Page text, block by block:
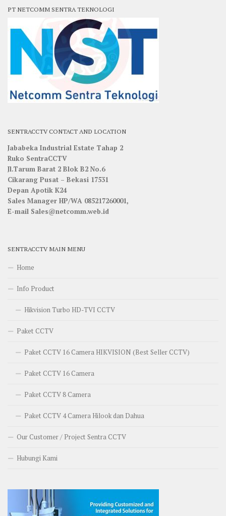
PT NETCOMM SENTRA TEKNOLOGI
SENTRACCTV CONTACT AND LOCATION
Jababeka Industrial Estate Tahap 2
Ruko SentraCCTV
Jl.Tarum Barat 2 Blok B2 No.6
Cikarang Pusat – Bekasi 17531
Depan Apotik K24
Sales Manager HP/WA 085217260001,
E-mail Sales@netcomm.web.id
SENTRACCTV MAIN MENU
Home
Info Product
Hikvision Turbo HD-TVI CCTV
Paket CCTV
Paket CCTV 16 Camera HIKVISION (Best Seller CCTV)
Paket CCTV 16 Camera
Paket CCTV 8 Camera
Paket CCTV 4 Camera Hilook dan Dahua
Our Customer / Project Sentra CCTV
Hubungi Kami